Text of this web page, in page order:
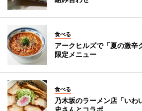
食べる
アークヒルズで「夏の激
限定メニュー
食べる
乃木坂のラーメン店「い